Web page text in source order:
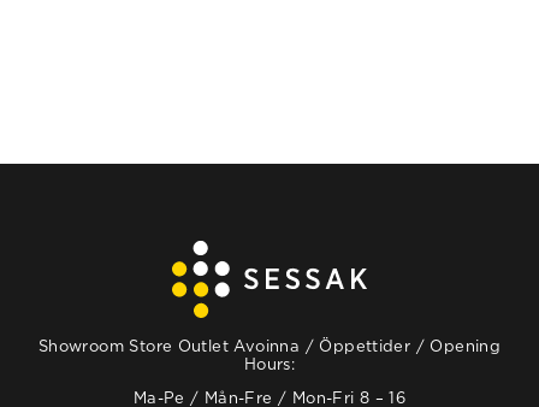
Showroom Store Outlet Avoinna / Öppettider / Opening
Hours:
Ma-Pe / Mån-Fre / Mon-Fri 8 – 16